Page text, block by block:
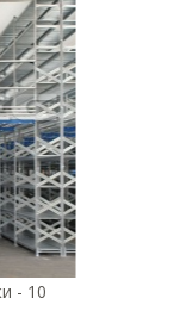
- 10